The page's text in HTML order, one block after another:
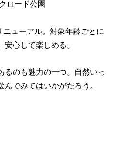
ューアル。対象年齢ごとに
心して楽しめる。
るのも魅力の一つ。自然いっ
でみてはいかがだろう。